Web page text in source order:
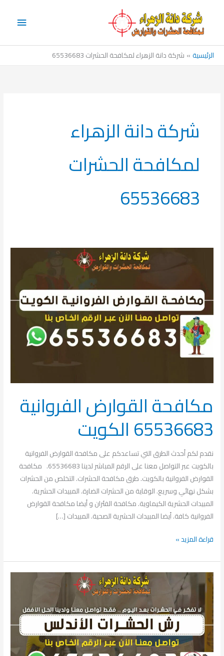
المحتوى
الرئيسية شركة دانة الزهراء لمكافحة الحشرات 65536683
شركة دانة الزهراء
لمكافحة الحشرات
65536683
مكافحة القوارض الفروانية
65536683 الكويت
نقدم لكم أحدث الطرق التي تساعدكم على مكافحة القوارض الفروانية
بالكويت عبر التواصل معنا على الرقم المباشر لدينا 65536683. مكافحة
القوارض الفروانية بالكويت. طرق مكافحة الحشرات. التخلص من الحشرات
بشكل نهائي وسريع. الوقاية من الحشرات الضارة. المبيدات الحشرية.
المبيدات الحشرية الكيماوية. مكافحة الفئران و أيضا مكافحة القوارض
الفروانية كافة. أيضا المبيدات الحشرية الصحية. المبيدات […]
65536683
الكويت
قراءة المزيد »
رش
الحشرات
الأندلس
65536683